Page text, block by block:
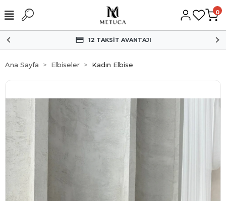
0
HIZLI KARGO
Ana Sayfa Elbiseler Kadın Elbise